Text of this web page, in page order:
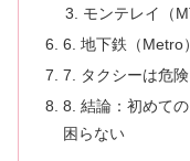
モンテレイ（
6. 地下鉄（Metro
7. タクシーは危
8. 結論：初めて
困らない